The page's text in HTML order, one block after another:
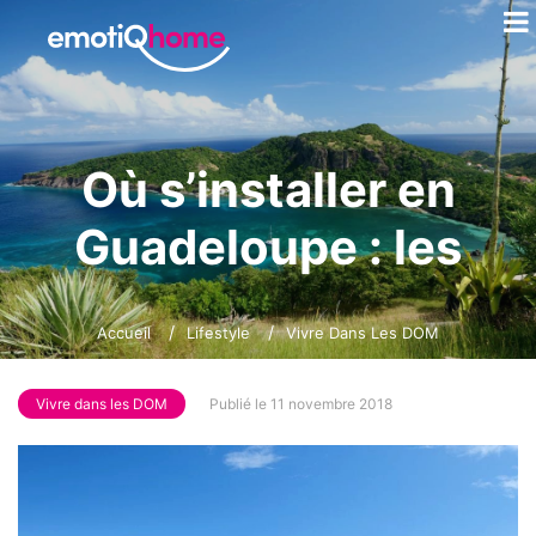
Où s’installer en
Guadeloupe : les
meilleurs plans
Accueil Lifestyle Vivre Dans Les DOM
Vivre dans les DOM Publié le 11 novembre 2018